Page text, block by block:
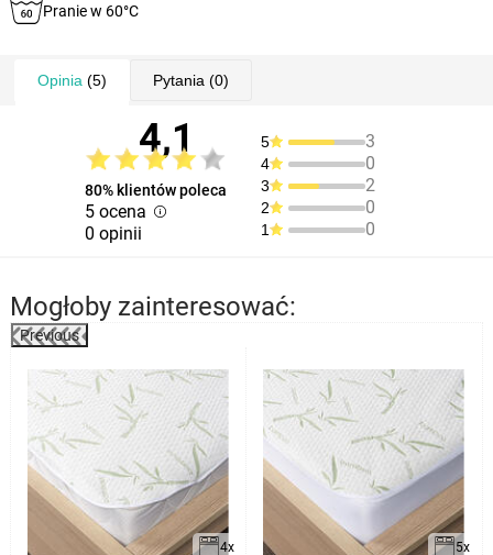
Pranie w 60°C
Opinia (5) Pytania (0)
4,1
80% klientów poleca
5 ocena
0 opinii
5 3
4 0
3 2
2 0
1 0
Mogłoby zainteresować:
Previous
4x 5x